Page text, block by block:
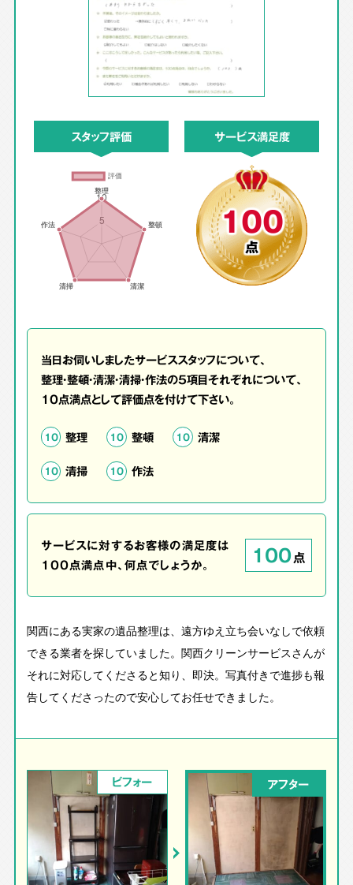
スタッフ評価 サービス満足度
100
点
当日お伺いしましたサービススタッフについて、
整理・整頓・清潔・清掃・作法の5項目それぞれについて、
10点満点として評価点を付けて下さい。
10 整理 10 整頓 10 清潔
10 清掃 10 作法
サービスに対するお客様の満足度は
100点満点中、何点でしょうか。
100点
関西にある実家の遺品整理は、遠方ゆえ立ち会いなしで依頼
できる業者を探していました。関西クリーンサービスさんが
それに対応してくださると知り、即決。写真付きで進捗も報
告してくださったので安心してお任せできました。
ビフォー アフター